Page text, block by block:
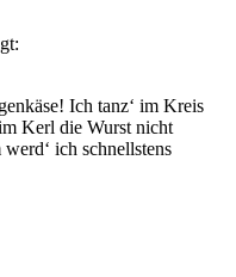
Ich tanz‘ im Kreis
Kerl die Wurst nicht
ich schnellstens